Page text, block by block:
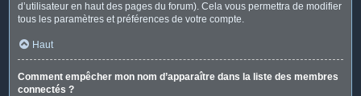
d’utilisateur en haut des pages du forum). Cela vous permettra de modifier
tous les paramètres et préférences de votre compte.
Haut
Comment empêcher mon nom d’apparaître dans la liste des membres
connectés ?